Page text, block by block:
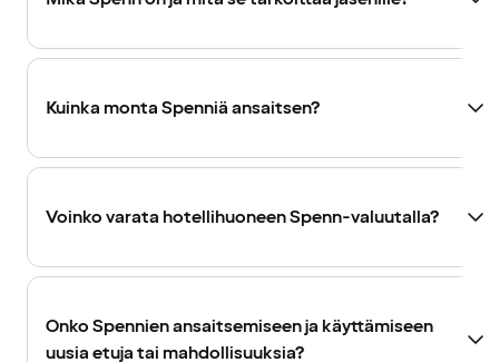
Kuinka monta Spenniä ansaitsen?
Voinko varata hotellihuoneen Spenn-valuutalla?
Onko Spennien ansaitsemiseen ja käyttämiseen
uusia etuja tai mahdollisuuksia?